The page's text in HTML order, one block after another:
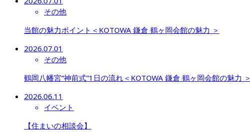
その他
当館の魅力ポイント＜KOTOWA 鎌倉 鶴ヶ岡会館の魅力 ＞
2026.07.01
その他
鶴岡八幡宮“神前式”1日の流れ＜KOTOWA 鎌倉 鶴ヶ岡会館の魅力 ＞
2026.06.11
イベント
【住まいの相談会】